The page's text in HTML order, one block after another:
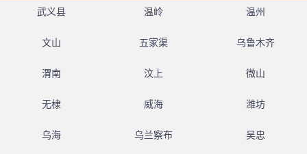
武义县 温岭 温州
文山 五家渠 乌鲁木齐
渭南 汶上 微山
无棣 威海 潍坊
乌海 乌兰察布 吴忠